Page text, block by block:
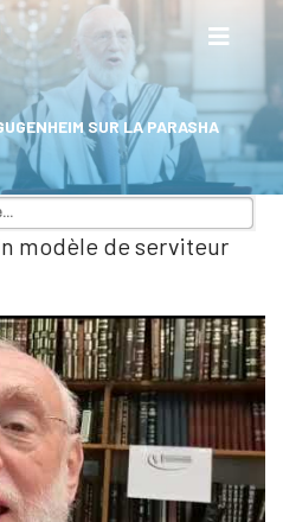
SUR LA PARASHA
modèle de serviteur